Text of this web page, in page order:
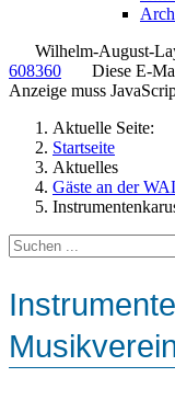
Wilhelm-August-
608360
Diese E-
Anzeige muss
Aktuelle Seite:
Startseite
Aktuelles
Gäste an der